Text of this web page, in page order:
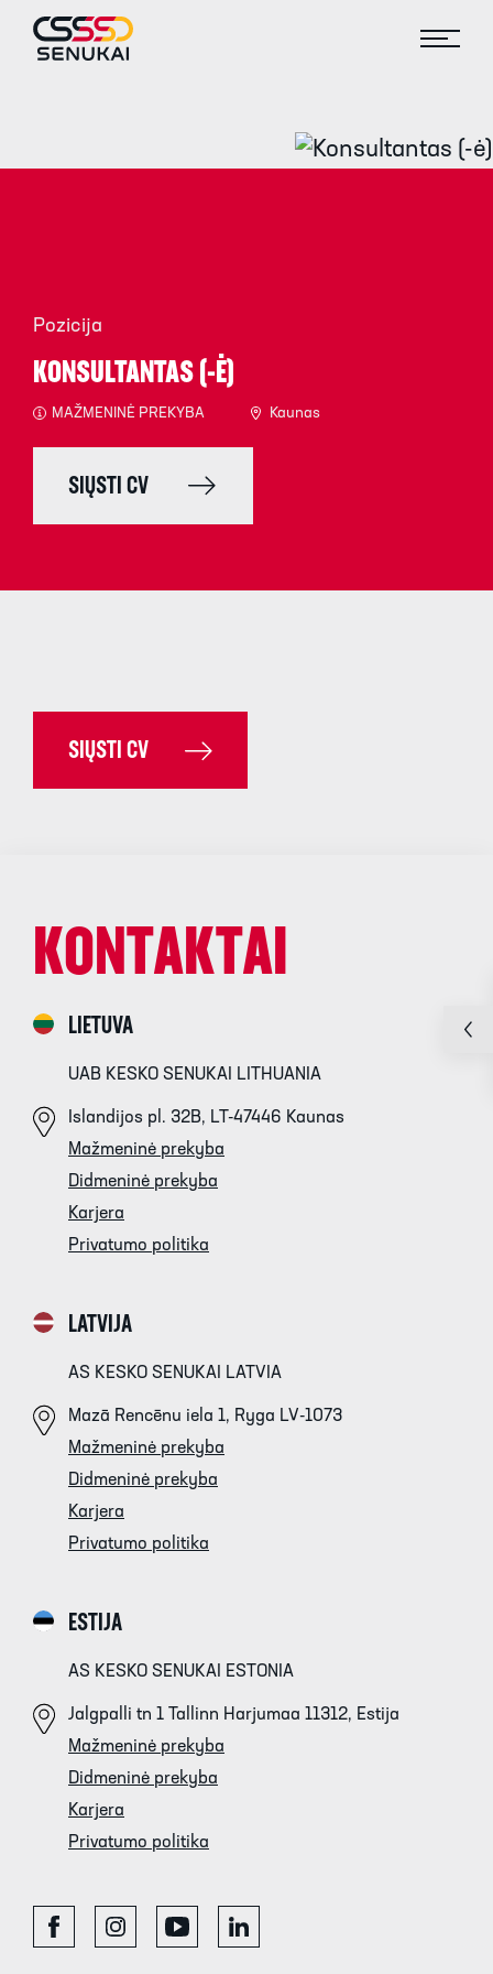
Pozicija
KONSULTANTAS (-Ė)
MAŽMENINĖ PREKYBA Kaunas
SIŲSTI CV
SIŲSTI CV
KONTAKTAI
LIETUVA
UAB KESKO SENUKAI LITHUANIA
Islandijos pl. 32B, LT-47446 Kaunas
Mažmeninė prekyba
Didmeninė prekyba
Karjera
Privatumo politika
LATVIJA
AS KESKO SENUKAI LATVIA
Mazā Rencēnu iela 1, Ryga LV-1073
Mažmeninė prekyba
Didmeninė prekyba
Karjera
Privatumo politika
ESTIJA
AS KESKO SENUKAI ESTONIA
Jalgpalli tn 1 Tallinn Harjumaa 11312, Estija
Mažmeninė prekyba
Didmeninė prekyba
Karjera
Privatumo politika